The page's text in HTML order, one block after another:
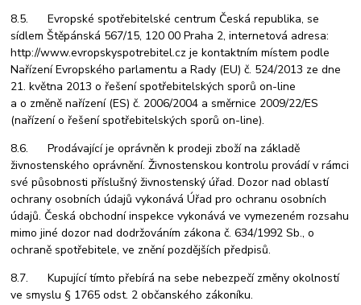
8.5. Evropské spotřebitelské centrum Česká republika, se
sídlem Štěpánská 567/15, 120 00 Praha 2, internetová adresa:
http://www.evropskyspotrebitel.cz je kontaktním místem podle
Nařízení Evropského parlamentu a Rady (EU) č. 524/2013 ze dne
21. května 2013 o řešení spotřebitelských sporů on-line
a o změně nařízení (ES) č. 2006/2004 a směrnice 2009/22/ES
(nařízení o řešení spotřebitelských sporů on-line).
8.6. Prodávající je oprávněn k prodeji zboží na základě
živnostenského oprávnění. Živnostenskou kontrolu provádí v rámci
své působnosti příslušný živnostenský úřad. Dozor nad oblastí
ochrany osobních údajů vykonává Úřad pro ochranu osobních
údajů. Česká obchodní inspekce vykonává ve vymezeném rozsahu
mimo jiné dozor nad dodržováním zákona č. 634/1992 Sb., o
ochraně spotřebitele, ve znění pozdějších předpisů.
8.7. Kupující tímto přebírá na sebe nebezpečí změny okolností
ve smyslu § 1765 odst. 2 občanského zákoníku.